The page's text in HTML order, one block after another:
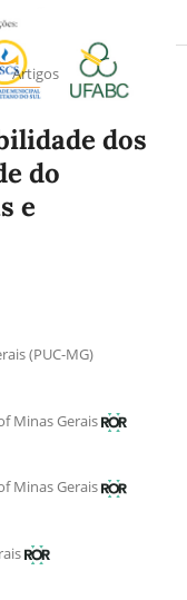
Artigos
dos
do
e
(PUC-MG)
Minas Gerais
Minas Gerais